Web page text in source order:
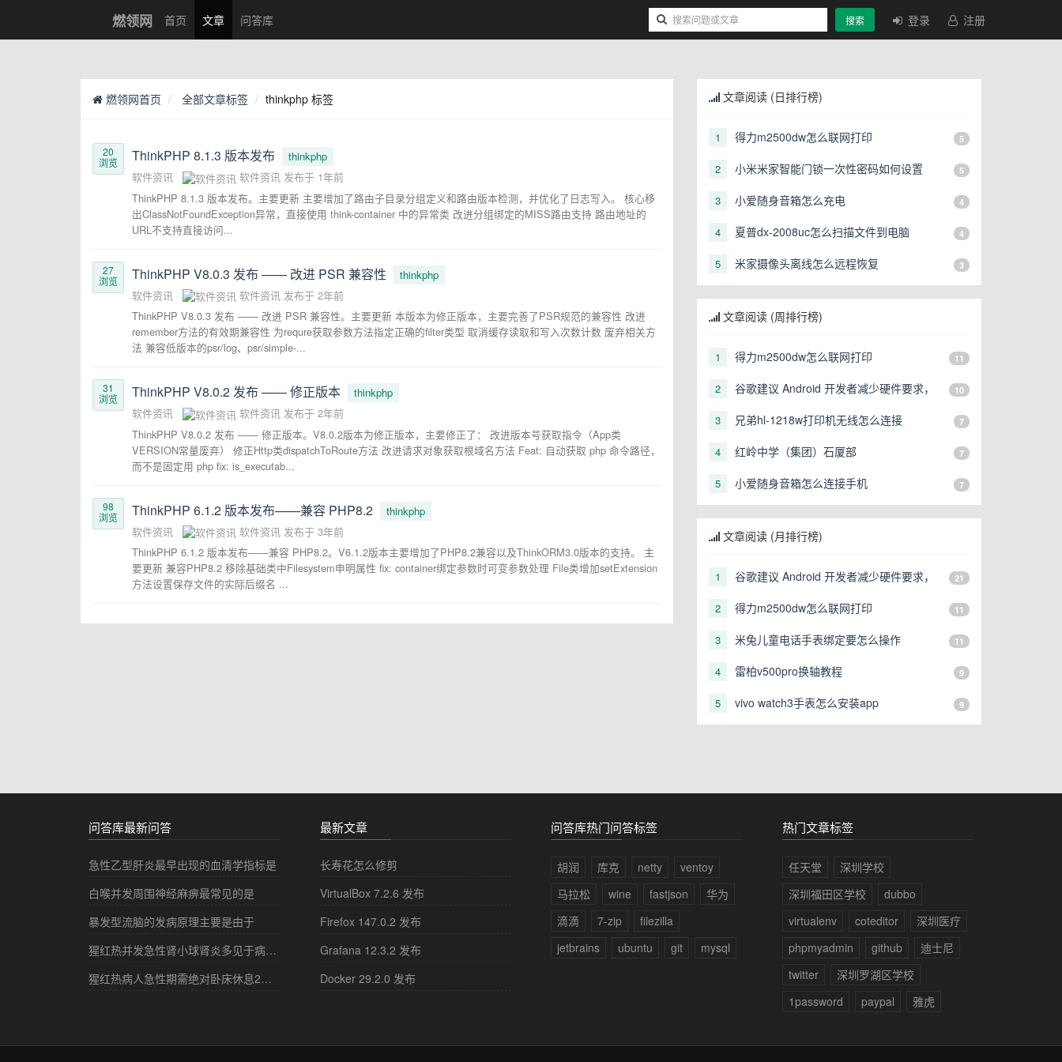
燃领网 首页 文章 问答库 搜索 登录 注册
燃领网首页 全部文章标签 thinkphp 标签
20
浏览
ThinkPHP 8.1.3 版本发布
thinkphp
软件资讯
软件资讯 发布于 1年前
ThinkPHP 8.1.3 版本发布。主要更新 主要增加了路由子目录分组定义和路由版本检测，并优化了日志写入。 核心移
出ClassNotFoundException异常，直接使用 think-container 中的异常类 改进分组绑定的MISS路由支持 路由地址的
URL不支持直接访问...
27
浏览
ThinkPHP V8.0.3 发布 —— 改进 PSR 兼容性
thinkphp
软件资讯
软件资讯 发布于 2年前
ThinkPHP V8.0.3 发布 —— 改进 PSR 兼容性。主要更新 本版本为修正版本，主要完善了PSR规范的兼容性 改进
remember方法的有效期兼容性 为requre获取参数方法指定正确的filter类型 取消缓存读取和写入次数计数 废弃相关方
法 兼容低版本的psr/log、psr/simple-...
31
浏览
ThinkPHP V8.0.2 发布 —— 修正版本
thinkphp
软件资讯
软件资讯 发布于 2年前
ThinkPHP V8.0.2 发布 —— 修正版本。V8.0.2版本为修正版本，主要修正了： 改进版本号获取指令（App类
VERSION常量废弃） 修正Http类dispatchToRoute方法 改进请求对象获取根域名方法 Feat: 自动获取 php 命令路径，
而不是固定用 php fix: is_executab...
98
浏览
ThinkPHP 6.1.2 版本发布——兼容 PHP8.2
thinkphp
软件资讯
软件资讯 发布于 3年前
ThinkPHP 6.1.2 版本发布——兼容 PHP8.2。V6.1.2版本主要增加了PHP8.2兼容以及ThinkORM3.0版本的支持。 主
要更新 兼容PHP8.2 移除基础类中Filesystem申明属性 fix: container绑定参数时可变参数处理 File类增加setExtension
方法设置保存文件的实际后缀名 ...
文章阅读 (日排行榜)
1 得力m2500dw怎么联网打印 5
2 小米米家智能门锁一次性密码如何设置 5
3 小爱随身音箱怎么充电 4
4 夏普dx-2008uc怎么扫描文件到电脑 4
5 米家摄像头离线怎么远程恢复 3
文章阅读 (周排行榜)
1 得力m2500dw怎么联网打印 11
2
谷歌建议 Android 开发者减少硬件要求，
10
3 兄弟hl-1218w打印机无线怎么连接 7
4 红岭中学（集团）石厦部 7
5 小爱随身音箱怎么连接手机 7
文章阅读 (月排行榜)
1
谷歌建议 Android 开发者减少硬件要求，
21
2 得力m2500dw怎么联网打印 11
3 米兔儿童电话手表绑定要怎么操作 11
4 雷柏v500pro换轴教程 9
5 vivo watch3手表怎么安装app 9
问答库最新问答
急性乙型肝炎最早出现的血清学指标是
白喉并发周围神经麻痹最常见的是
暴发型流脑的发病原理主要是由于
猩红热并发急性肾小球肾炎多见于病程的
猩红热病人急性期需绝对卧床休息2－3周，其目的是
最新文章
长寿花怎么修剪
VirtualBox 7.2.6 发布
Firefox 147.0.2 发布
Grafana 12.3.2 发布
Docker 29.2.0 发布
问答库热门问答标签
胡润 库克 netty
ventoy
马拉松
wine fastjson
华为
滴滴
7-zip
filezilla
jetbrains
ubuntu git mysql
热门文章标签
任天堂
深圳学校
深圳福田区学校
dubbo
virtualenv
coteditor
深圳医疗
phpmyadmin
github
迪士尼
twitter
深圳罗湖区学校
1password
paypal 雅虎